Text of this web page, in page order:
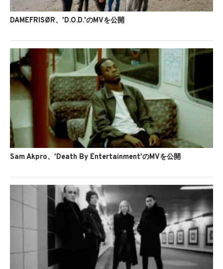
DAMEFRISØR、'D.O.D.'のMVを公開
Sam Akpro、'Death By Entertainment'のMVを公開